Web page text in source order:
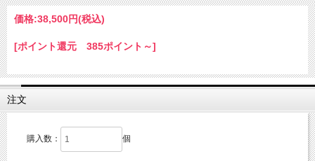
価格:38,500円(税込)
[ポイント還元 385ポイント～]
注文
購入数： 個